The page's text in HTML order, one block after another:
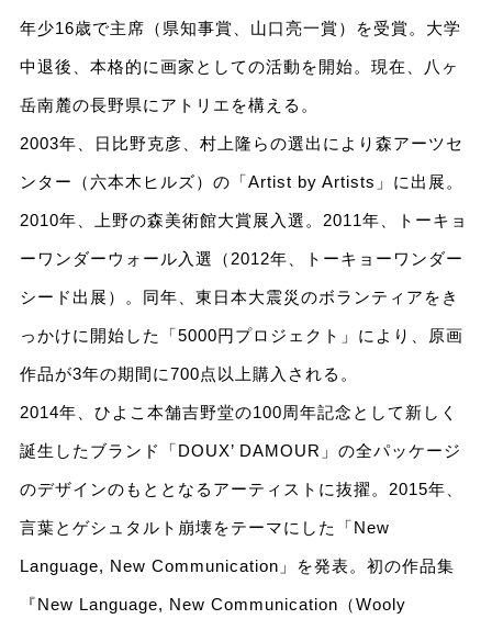
年少16歳で主席（県知事賞、山口亮一賞）を受賞。大学
中退後、本格的に画家としての活動を開始。現在、八ヶ
岳南麓の長野県にアトリエを構える。
2003年、日比野克彦、村上隆らの選出により森アーツセ
ンター（六本木ヒルズ）の「Artist by Artists」に出展。
2010年、上野の森美術館大賞展入選。2011年、トーキョ
ーワンダーウォール入選（2012年、トーキョーワンダー
シード出展）。同年、東日本大震災のボランティアをき
っかけに開始した「5000円プロジェクト」により、原画
作品が3年の期間に700点以上購入される。
2014年、ひよこ本舗吉野堂の100周年記念として新しく
誕生したブランド「DOUX’ DAMOUR」の全パッケージ
のデザインのもととなるアーティストに抜擢。2015年、
言葉とゲシュタルト崩壊をテーマにした「New
Language, New Communication」を発表。初の作品集
『New Language, New Communication（Wooly